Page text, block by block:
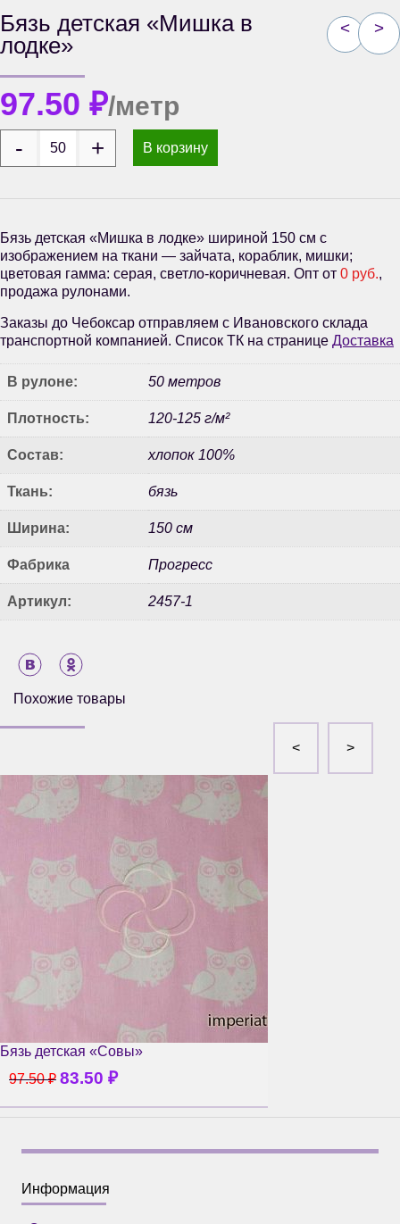
< >
Бязь детская «Мишка в
лодке»
97.50 ₽/метр
В корзину
Бязь детская «Мишка в лодке» шириной 150 см с
изображением на ткани — зайчата, кораблик, мишки;
цветовая гамма: серая, светло-коричневая. Опт от 0 руб.,
продажа рулонами.
Заказы до Чебоксар отправляем с Ивановского склада
транспортной компанией. Список ТК на странице Доставка
В рулоне: 50 метров
Плотность: 120-125 г/м²
Состав: хлопок 100%
Ткань: бязь
Ширина: 150 см
Фабрика Прогресс
Артикул: 2457-1
Похожие товары
Бязь детская «Совы»
97.50₽ 83.50 ₽
Информация